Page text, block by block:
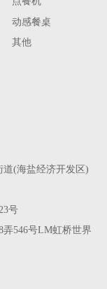
动感餐桌
其他
(海盐经济开发区)
号
546号LM虹桥世界